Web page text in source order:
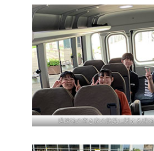
過疎地の空き家の防災に関する現